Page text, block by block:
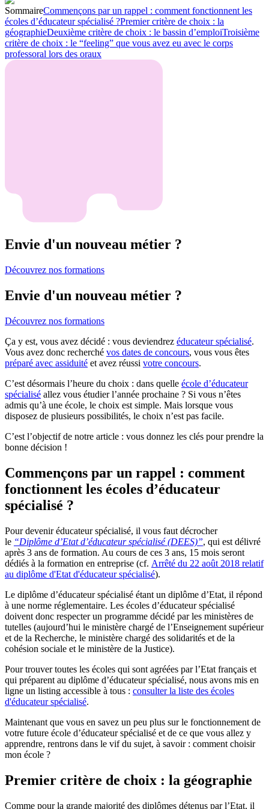
SommaireCommençons par un rappel : comment fonctionnent les
écoles d’éducateur spécialisé ?Premier critère de choix : la
géographieDeuxième critère de choix : le bassin d’emploiTroisième
critère de choix : le “feeling” que vous avez eu avec le corps
professoral lors des oraux
Envie d'un nouveau métier ?
Découvrez nos formations
Envie d'un nouveau métier ?
Découvrez nos formations
Ça y est, vous avez décidé : vous deviendrez éducateur spécialisé.
Vous avez donc recherché vos dates de concours, vous vous êtes
préparé avec assiduité et avez réussi votre concours.
C’est désormais l’heure du choix : dans quelle école d’éducateur
spécialisé allez vous étudier l’année prochaine ? Si vous n’êtes
admis qu’à une école, le choix est simple. Mais lorsque vous
disposez de plusieurs possibilités, le choix n’est pas facile.
C’est l’objectif de notre article : vous donnez les clés pour prendre la
bonne décision !
Commençons par un rappel : comment
fonctionnent les écoles d’éducateur
spécialisé ?
Pour devenir éducateur spécialisé, il vous faut décrocher
le “Diplôme d’Etat d’éducateur spécialisé (DEES)”, qui est délivré
après 3 ans de formation. Au cours de ces 3 ans, 15 mois seront
dédiés à la formation en entreprise (cf. Arrêté du 22 août 2018 relatif
au diplôme d'Etat d'éducateur spécialisé).
Le diplôme d’éducateur spécialisé étant un diplôme d’Etat, il répond
à une norme réglementaire. Les écoles d’éducateur spécialisé
doivent donc respecter un programme décidé par les ministères de
tutelles (aujourd’hui le ministère chargé de l’Enseignement supérieur
et de la Recherche, le ministère chargé des solidarités et de la
cohésion sociale et le ministère de la Justice).
Pour trouver toutes les écoles qui sont agréées par l’Etat français et
qui préparent au diplôme d’éducateur spécialisé, nous avons mis en
ligne un listing accessible à tous : consulter la liste des écoles
d'éducateur spécialisé.
Maintenant que vous en savez un peu plus sur le fonctionnement de
votre future école d’éducateur spécialisé et de ce que vous allez y
apprendre, rentrons dans le vif du sujet, à savoir : comment choisir
mon école ?
Premier critère de choix : la géographie
Comme pour la grande majorité des diplômes détenus par l’Etat, il